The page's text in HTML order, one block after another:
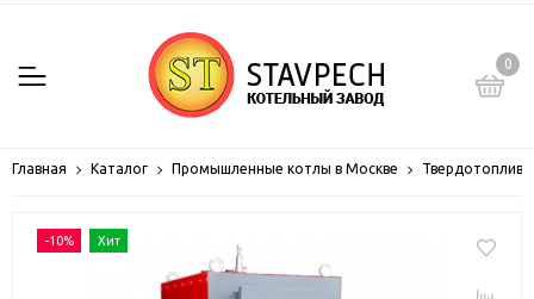
0
Главная Каталог Промышленные котлы в Москве
-10% Хит